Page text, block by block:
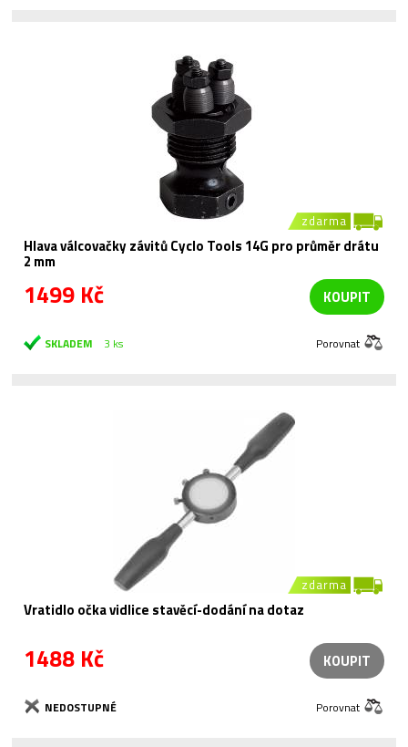
zdarma
Hlava válcovačky závitů Cyclo Tools 14G pro průměr drátu
2 mm
1499 Kč KOUPIT
SKLADEM 3 ks Porovnat
zdarma
Vratidlo očka vidlice stavěcí-dodání na dotaz
1488 Kč KOUPIT
NEDOSTUPNÉ Porovnat